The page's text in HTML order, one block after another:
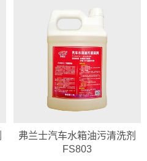
弗兰士汽车水箱油污清洗剂
FS803